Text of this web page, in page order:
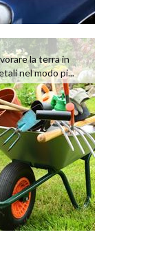
la terra in
nel modo pi...